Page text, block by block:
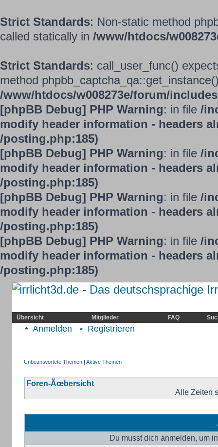
Strict Standards: Non-static method
called statically in /www/htdocs/
Strict Standards: call_user_func()
method
/www/htdocs/w008273e/forum/
[phpBB Debug] PHP Warning: in file /
modify header information - headers
/posting.php:185)
[phpBB Debug] PHP Warning: in file /
modify header information - headers
/posting.php:185)
[phpBB Debug] PHP Warning: in file /
modify header information - headers
/posting.php:185)
[phpBB Debug] PHP Warning: in file /
modify header information - headers
/posting.php:185)
Übersicht
Mitglieder FAQ
Anmelden Registrieren
Unbeantwortete Themen |Aktive Themen
Foren-Ãœbersicht
Alle Zeiten
Du musst dich anmelden, um